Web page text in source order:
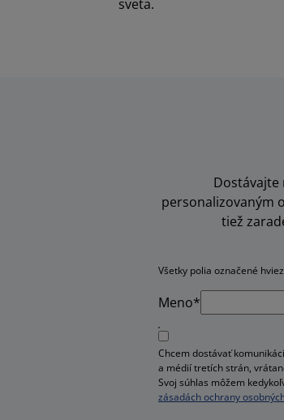
sveta.
Dostávajte
personalizovaným
tiež
Všetky polia označené
Meno*
Chcem dostávať
a médií tretích strán,
Svoj súhlas môžem
zásadách ochrany